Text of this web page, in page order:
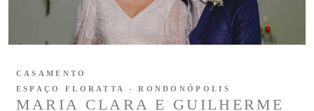
MARIA CLARA E GUILHERME
CASAMENTO
ESPAÇO FLORATTA - RONDONÓPOLIS